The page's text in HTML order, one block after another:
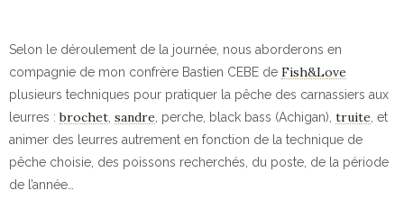
Selon le déroulement de la journée, nous aborderons en
compagnie de mon confrère Bastien CEBE de Fish&Love
plusieurs techniques pour pratiquer la pêche des carnassiers aux
leurres :brochet sandre , perche, black bass (Achigan), truite , et
animer des leurres autrement en fonction de la technique de
pêche choisie, des poissons recherchés, du poste, de la période
de l’année…